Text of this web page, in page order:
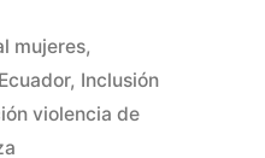
mujeres,
, Inclusión
violencia de